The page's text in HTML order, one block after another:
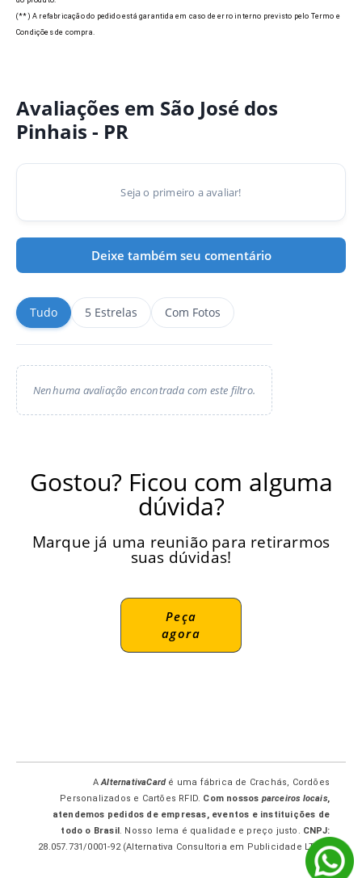
(**) A refabricação do pedido está garantida em caso de erro interno previsto pelo Termo e
Condições de compra.
Avaliações em São José dos
Pinhais - PR
Seja o primeiro a avaliar!
Deixe também seu comentário
Tudo 5 Estrelas Com Fotos
Nenhuma avaliação encontrada com este filtro.
Gostou? Ficou com alguma
dúvida?
Marque já uma reunião para retirarmos
suas dúvidas!
Peça
agora
AAlternativaCardé uma fábrica de Crachás, Cordões
Personalizados e Cartões RFID. Com nossos parceiros locais,
atendemos pedidos de empresas, eventos e instituições de
todo o Brasil . Nosso lema é qualidade e preço justo. CNPJ:
28.057.731/0001-92 (Alternativa Consultoria em Publicidade LTDA-
ME.)